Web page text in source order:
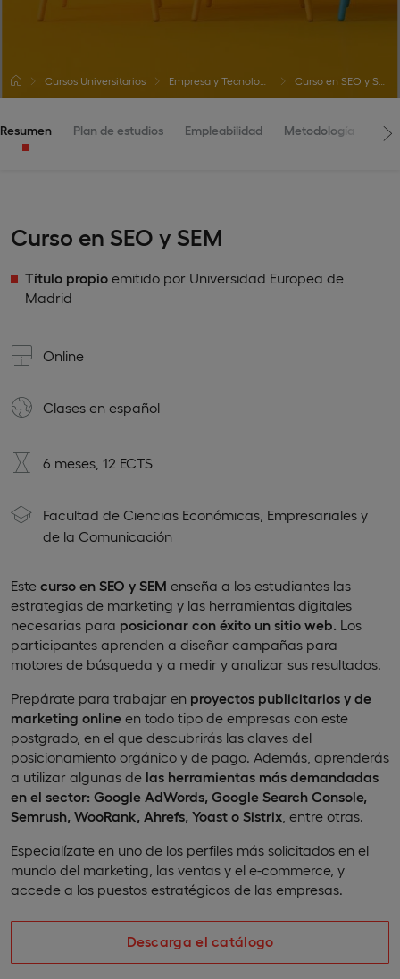
Cursos Universitarios Curso en SEO y SEM
Resumen Plan de estudios Empleabilidad Metodología
Curso en SEO y SEM
Título propio emitido por Universidad Europea de
Madrid
Online
Clases en español
6 meses, 12 ECTS
Facultad de Ciencias Económicas, Empresariales y
de la Comunicación
Este curso en SEO y SEM enseña a los estudiantes las
estrategias de marketing y las herramientas digitales
necesarias para posicionar con éxito un sitio web. Los
participantes aprenden a diseñar campañas para
motores de búsqueda y a medir y analizar sus resultados.
Prepárate para trabajar en proyectos publicitarios y de
marketing online en todo tipo de empresas con este
postgrado, en el que descubrirás las claves del
posicionamiento orgánico y de pago. Además, aprenderás
a utilizar algunas de las herramientas más demandadas
en el sector: Google AdWords, Google Search Console,
Semrush, WooRank, Ahrefs, Yoast o Sistrix , entre otras.
Especialízate en uno de los perfiles más solicitados en el
mundo del marketing, las ventas y el e-commerce, y
accede a los puestos estratégicos de las empresas.
Descarga el catálogo